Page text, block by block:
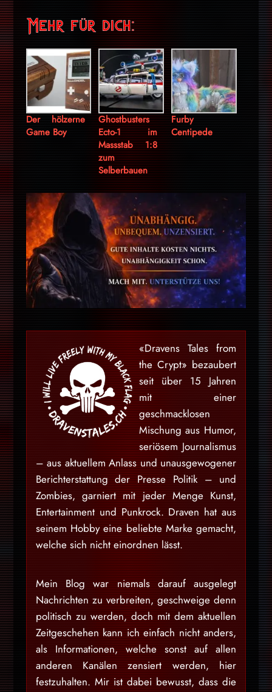
Mehr für dich:
Der hölzerne
Game Boy
Ghostbusters
Ecto-1 im
Massstab 1:8
zum
Selberbauen
Furby
Centipede
«Dravens Tales from
the Crypt» bezaubert
seit über 15 Jahren
mit einer
geschmacklosen
Mischung aus Humor,
seriösem Journalismus
– aus aktuellem Anlass und unausgewogener
Berichterstattung der Presse Politik – und
Zombies, garniert mit jeder Menge Kunst,
Entertainment und Punkrock. Draven hat aus
seinem Hobby eine beliebte Marke gemacht,
welche sich nicht einordnen lässt.
Mein Blog war niemals darauf ausgelegt
Nachrichten zu verbreiten, geschweige denn
politisch zu werden, doch mit dem aktuellen
Zeitgeschehen kann ich einfach nicht anders,
als Informationen, welche sonst auf allen
anderen Kanälen zensiert werden, hier
festzuhalten. Mir ist dabei bewusst, dass die